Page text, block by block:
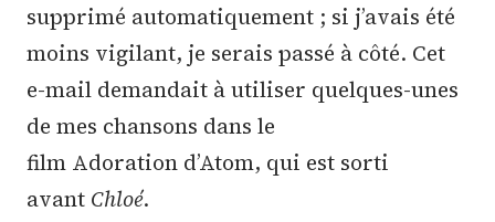
supprimé automatiquement ; si j’avais été
moins vigilant, je serais passé à côté. Cet
e-mail demandait à utiliser quelques-unes
de mes chansons dans le
film Adoration d’Atom, qui est sorti
avant Chloé.